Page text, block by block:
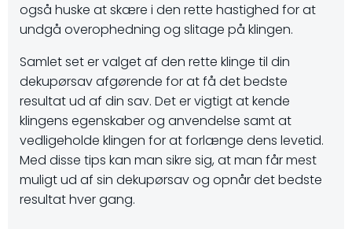
også huske at skære i den rette hastighed for at
undgå overophedning og slitage på klingen.
Samlet set er valget af den rette klinge til din
dekupørsav afgørende for at få det bedste
resultat ud af din sav. Det er vigtigt at kende
klingens egenskaber og anvendelse samt at
vedligeholde klingen for at forlænge dens levetid.
Med disse tips kan man sikre sig, at man får mest
muligt ud af sin dekupørsav og opnår det bedste
resultat hver gang.